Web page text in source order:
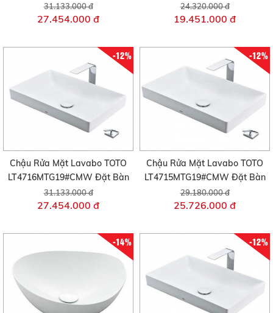
31.133.000 đ
27.454.000 đ
24.320.000 đ
19.451.000 đ
-12%
Chậu Rửa Mặt Lavabo TOTO
LT4716MTG19#CMW Đặt Bàn
31.133.000 đ
27.454.000 đ
-12%
Chậu Rửa Mặt Lavabo TOTO
LT4715MTG19#CMW Đặt Bàn
29.180.000 đ
25.726.000 đ
-14% -12%